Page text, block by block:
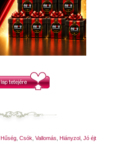
Hűség Csók Vallomás Hiányzol Jó éjt